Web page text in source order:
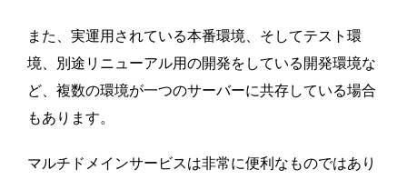
また、実運用されている本番環境、そしてテスト環
境、別途リニューアル用の開発をしている開発環境な
ど、複数の環境が一つのサーバーに共存している場合
もあります。
マルチドメインサービスは非常に便利なものではあり